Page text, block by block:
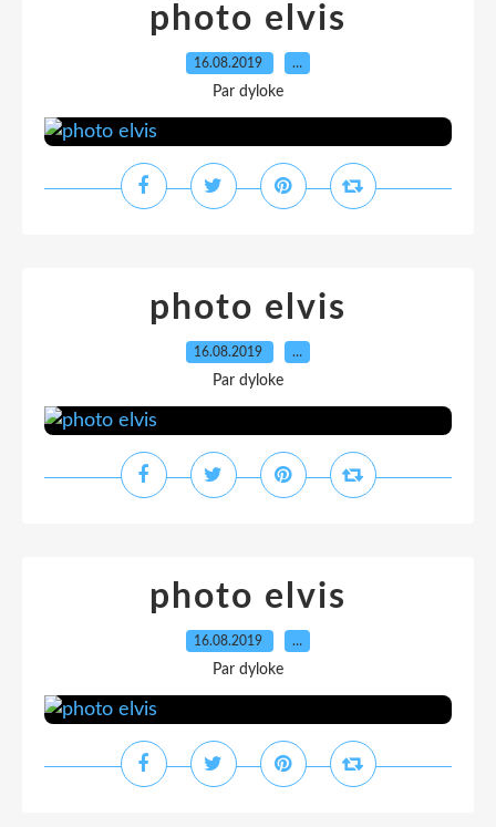
photo elvis
16.08.2019 …
Par dyloke
photo elvis
16.08.2019 …
Par dyloke
photo elvis
16.08.2019 …
Par dyloke